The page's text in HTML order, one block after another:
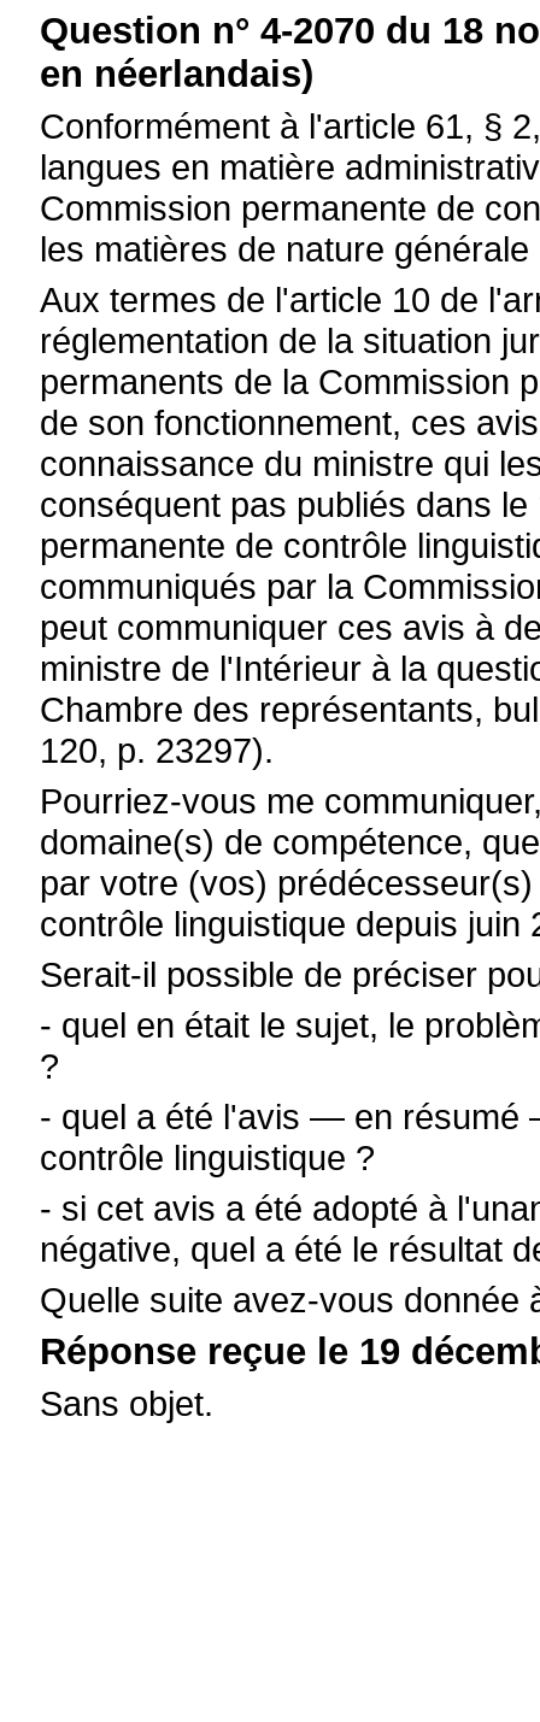
Question n° 4-2070 du 18
en néerlandais)
Conformément à l'article 61, §
langues en matière
Commission permanente de
les matières de nature
Aux termes de l'article 10 de
réglementation de la situation
permanents de la Commission
de son fonctionnement, ces
connaissance du ministre qui
conséquent pas publiés dans
permanente de contrôle
communiqués par la
peut communiquer ces avis à
ministre de l'Intérieur à la
Chambre des représentants,
120, p. 23297).
Pourriez-vous me
domaine(s) de compétence,
par votre (vos)
contrôle linguistique depuis juin
Serait-il possible de préciser
- quel en était le sujet, le
?
- quel a été l'avis — en résumé
contrôle linguistique ?
- si cet avis a été adopté à
négative, quel a été le résultat
Quelle suite avez-vous donnée
Réponse reçue le 19
Sans objet.